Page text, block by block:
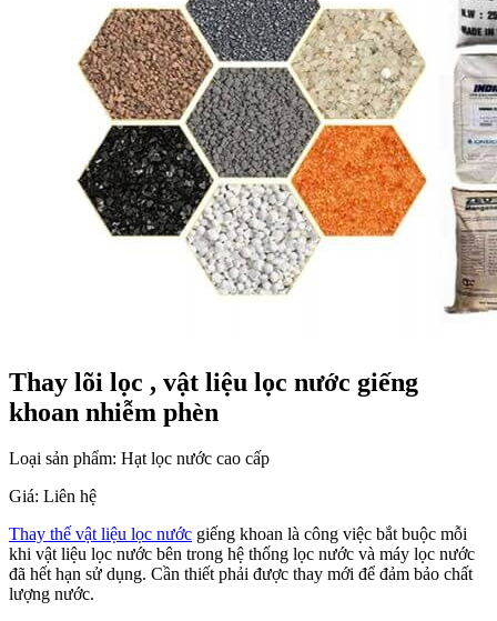
Thay lõi lọc , vật liệu lọc nước giếng
khoan nhiễm phèn
Loại sản phẩm: Hạt lọc nước cao cấp
Giá: Liên hệ
Thay thế vật liệu lọc nước giếng khoan là công việc bắt buộc mỗi
khi vật liệu lọc nước bên trong hệ thống lọc nước và máy lọc nước
đã hết hạn sử dụng. Cần thiết phải được thay mới để đảm bảo chất
lượng nước.